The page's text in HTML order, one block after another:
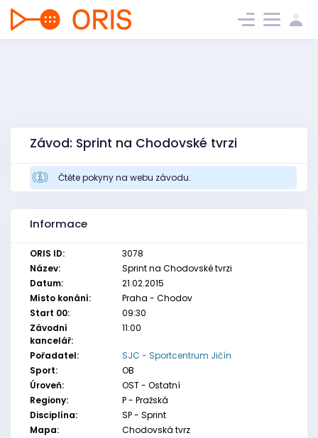
Závod: Sprint na Chodovské tvrzi
Čtěte pokyny na webu závodu.
Informace
ORIS ID:
3078
Název:
Sprint na Chodovské tvrzi
Datum:
21.02.2015
Místo konání:
Praha - Chodov
Start 00:
09:30
Závodní
kancelář:
11:00
Pořadatel:
SJC - Sportcentrum Jičín
Sport:
OB
Úroveň:
OST - Ostatní
Regiony:
P - Pražská
Disciplína:
SP - Sprint
Mapa:
Chodovská tvrz